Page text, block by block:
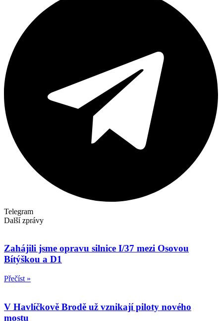
Telegram
Další zprávy
Zahájili jsme opravu silnice I/37 mezi Osovou
Bítýškou a D1
Přečíst »
V Havlíčkově Brodě už vznikají piloty nového
mostu